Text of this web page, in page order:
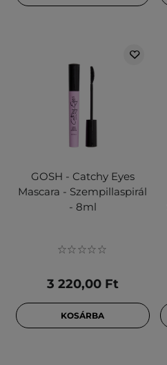
GOSH - Catchy Eyes
Mascara - Szempillaspirál
- 8ml
3 220,00 Ft
KOSÁRBA